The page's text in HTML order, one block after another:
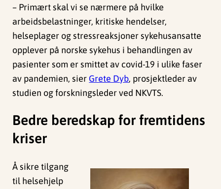
– Primært skal vi se nærmere på hvilke
arbeidsbelastninger, kritiske hendelser,
helseplager og stressreaksjoner sykehusansatte
opplever på norske sykehus i behandlingen av
pasienter som er smittet av covid-19 i ulike faser
av pandemien, sier Grete Dyb, prosjektleder av
studien og forskningsleder ved NKVTS.
Bedre beredskap for fremtidens
kriser
Å sikre tilgang
til helsehjelp